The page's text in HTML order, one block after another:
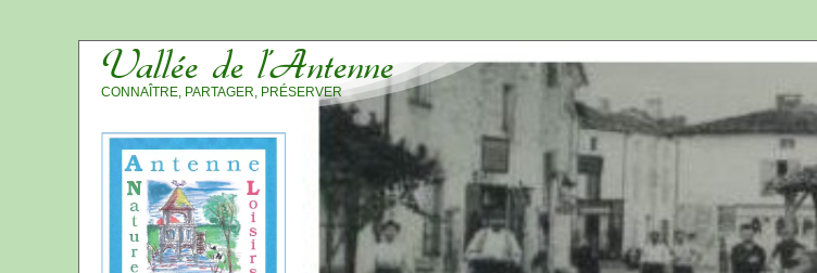
Vallée de l’Antenne
CONNAÎTRE, PARTAGER, PRÉSERVER